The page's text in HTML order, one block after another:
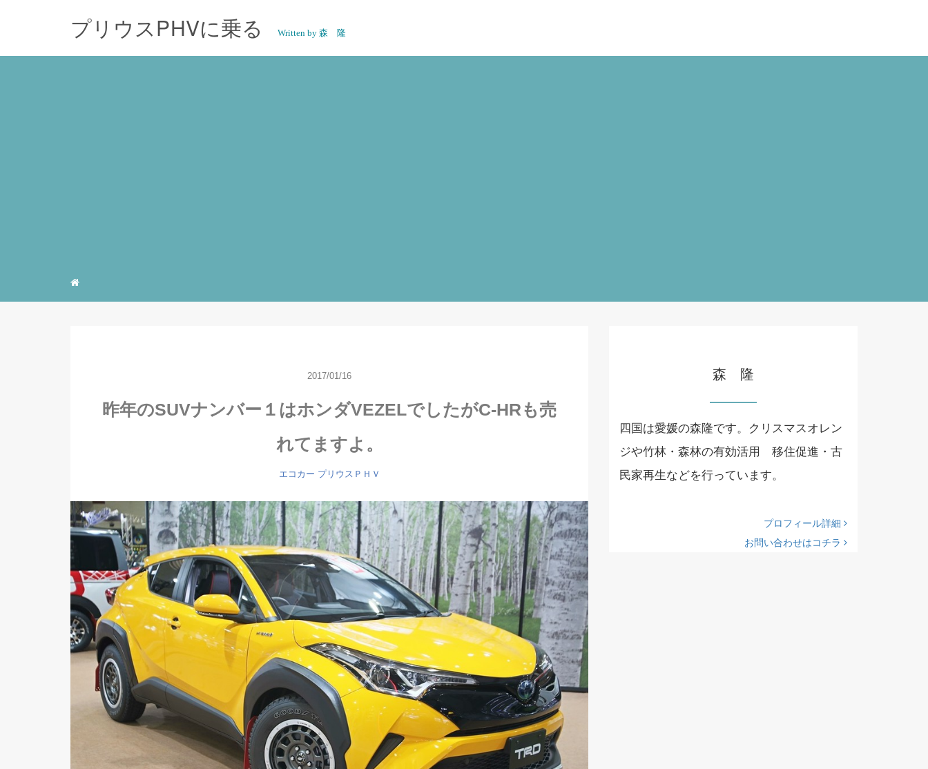
プリウスPHVに乗る Written by 森 隆
2017/01/16
昨年のSUVナンバー１はホンダVEZELでしたがC-HRも売
れてますよ。
エコカー プリウスＰＨＶ
森 隆
四国は愛媛の森隆です。クリスマスオレン
ジや竹林・森林の有効活用 移住促進・古
民家再生などを行っています。
プロフィール詳細
お問い合わせはコチラ